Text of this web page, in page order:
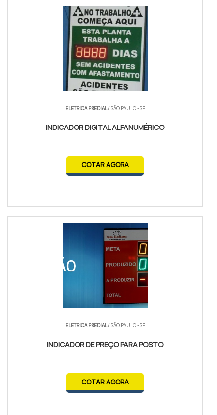
ELETRICA PREDIAL/ SÃO PAULO - SP
INDICADOR DIGITAL ALFANUMÉRICO
COTAR AGORA
ELETRICA PREDIAL/ SÃO PAULO - SP
INDICADOR DE PREÇO PARA POSTO
COTAR AGORA